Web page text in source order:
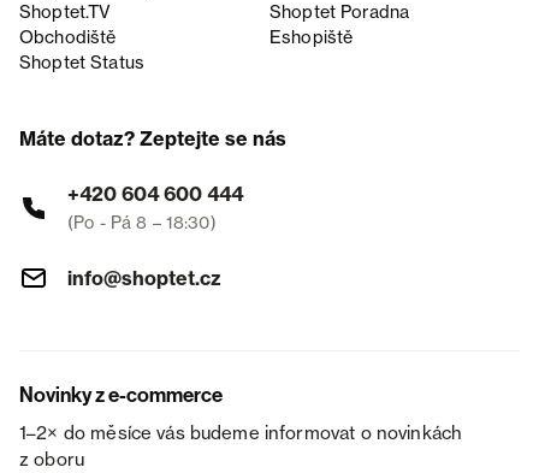
Shoptet.TV
Shoptet Poradna
Obchodiště
Eshopiště
Shoptet Status
Máte dotaz? Zeptejte se nás
+420 604 600 444
(Po - Pá 8 – 18:30)
info@shoptet.cz
Novinky z e-commerce
1–2× do měsíce vás budeme informovat o novinkách
z oboru